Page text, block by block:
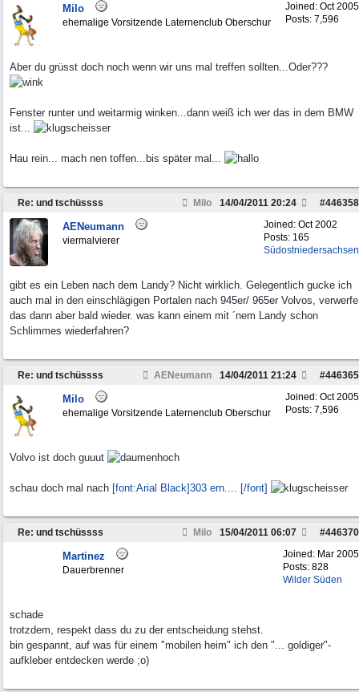
Joined: Oct 2005
Posts: 7,596
Milo
ehemalige Vorsitzende Laternenclub Oberschur
Aber du grüsst doch noch wenn wir uns mal treffen sollten...Oder???
Fenster runter und weitarmig winken...dann weiß ich wer das in dem BMW
ist...
Hau rein... mach nen toffen...bis später mal...
Re: und tschüssss Milo #446358
14/04/2011 20:24
Joined: Oct 2002
Posts: 165
Südostniedersachsen
AENeumann
viermalvierer
gibt es ein Leben nach dem Landy? Nicht wirklich. Gelegentlich gucke ich
auch mal in den einschlägigen Portalen nach 945er/ 965er Volvos, verwerfe
das dann aber bald wieder. was kann einem mit ´nem Landy schon
Schlimmes wiederfahren?
Re: und tschüssss AENeumann #446365
14/04/2011 21:24
Joined: Oct 2005
Posts: 7,596
Milo
ehemalige Vorsitzende Laternenclub Oberschur
Volvo ist doch guuut
schau doch mal nach [font:Arial Black]303 ern.... [/font]
Re: und tschüssss Milo #446370
15/04/2011 06:07
Joined: Mar 2005
Posts: 828
Wilder Süden
Martinez
Dauerbrenner
schade
trotzdem, respekt dass du zu der entscheidung stehst.
bin gespannt, auf was für einem "mobilen heim" ich den "... goldiger"-
aufkleber entdecken werde ;o)